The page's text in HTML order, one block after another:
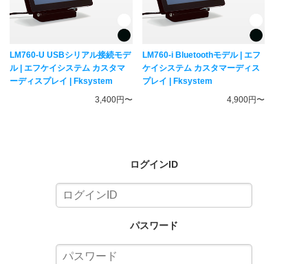
LM760-U USBシリアル接続モデ
ル | エフケイシステム カスタマ
ーディスプレイ | Fksystem
3,400円〜
LM760-i Bluetoothモデル | エフ
ケイシステム カスタマーディス
プレイ | Fksystem
4,900円〜
ログインID
パスワード